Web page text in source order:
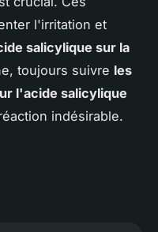
l'irritation et
salicylique sur la
toujours suivre les
l'acide salicylique
indésirable.